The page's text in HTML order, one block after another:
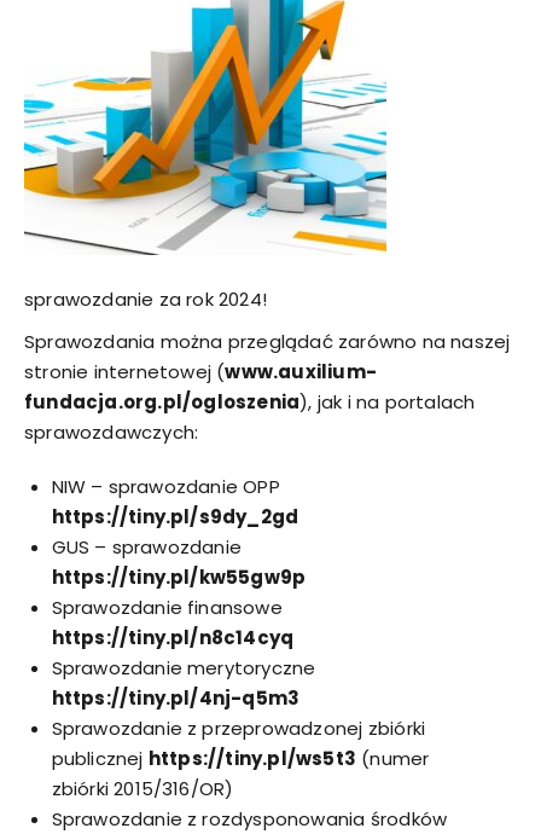
sprawozdanie za rok 2024!
Sprawozdania można przeglądać zarówno na naszej
stronie internetowej (www.auxilium-
fundacja.org.pl/ogloszenia), jak i na portalach
sprawozdawczych:
NIW – sprawozdanie OPP
https://tiny.pl/s9dy_2gd
GUS – sprawozdanie
https://tiny.pl/kw55gw9p
Sprawozdanie finansowe
https://tiny.pl/n8c14cyq
Sprawozdanie merytoryczne
https://tiny.pl/4nj-q5m3
Sprawozdanie z przeprowadzonej zbiórki
publicznej https://tiny.pl/ws5t3 (numer
zbiórki 2015/316/OR)
Sprawozdanie z rozdysponowania środków